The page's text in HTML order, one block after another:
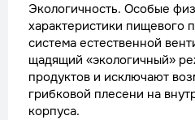
Экологичность. Особые
характеристики пищевого
система естественной
щадящий «экологичный»
продуктов и исключают
грибковой плесени на
корпуса.